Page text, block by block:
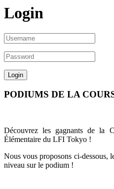
Login
PODIUMS DE LA
Découvrez les gagnants de la
Élémentaire du LFI Tokyo !
Nous vous proposons ci-dessous,
niveau sur le podium !